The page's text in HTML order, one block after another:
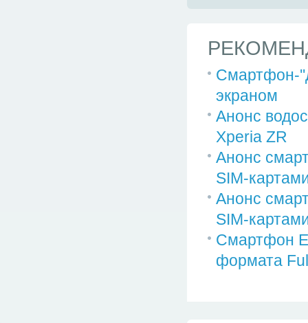
Смартфон-
экраном
Анонс
Xperia ZR
Анонс
SIM-
Анонс
SIM-
Смартфон
формата